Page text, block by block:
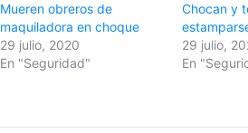
Mueren obreros de
maquiladora en choque
29 julio, 2020
En "Seguridad"
Chocan y
29 julio,
En